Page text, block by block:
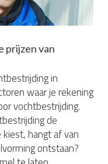
prijzen van
in
waar je rekening
vochtbestrijding.
de
hangt af van
ontstaan?